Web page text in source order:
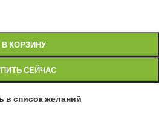
В КОРЗИНУ
СЕЙЧАС
в список желаний